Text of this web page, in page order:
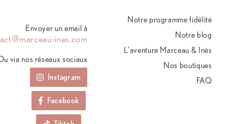
Envoyer un email à
ines.com
via nos réseaux sociaux
Instagram
Facebook
Notre programme fidélité
Notre blog
L’aventure Marceau & Inès
Nos boutiques
FAQ